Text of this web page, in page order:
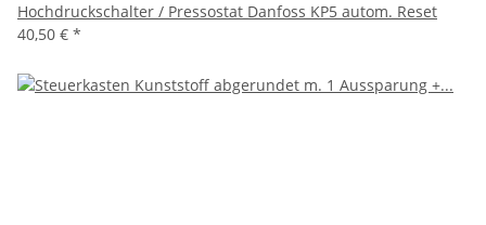
Hochdruckschalter / Pressostat Danfoss KP5 autom. Reset
40,50 € *